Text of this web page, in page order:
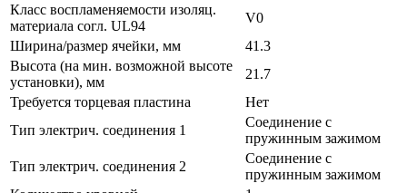
Класс воспламеняемости изоляц.
материала согл. UL94
V0
Ширина/размер ячейки, мм
41.3
Высота (на мин. возможной высоте
установки), мм
21.7
Требуется торцевая пластина
Нет
Тип электрич. соединения 1
Соединение с
пружинным зажимом
Тип электрич. соединения 2
Соединение с
пружинным зажимом